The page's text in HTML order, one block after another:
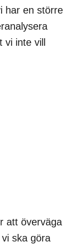
har en större
vi inte vill
att överväga
ska göra